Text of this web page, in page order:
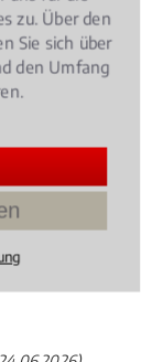
und zwar am
in der
vor Ort geführt.
zu. Über den
Sie sich über
den Umfang